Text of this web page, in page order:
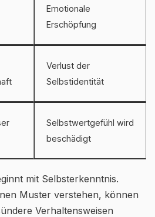
Emotionale
Erschöpfung
Verlust der
Selbstidentität
Selbstwertgefühl wird
beschädigt
mit Selbsterkenntnis.
Muster verstehen, können
Verhaltensweisen